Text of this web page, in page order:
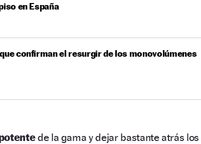
en España
confirman el resurgir de los monovolúmenes
de la gama y dejar bastante atrás los